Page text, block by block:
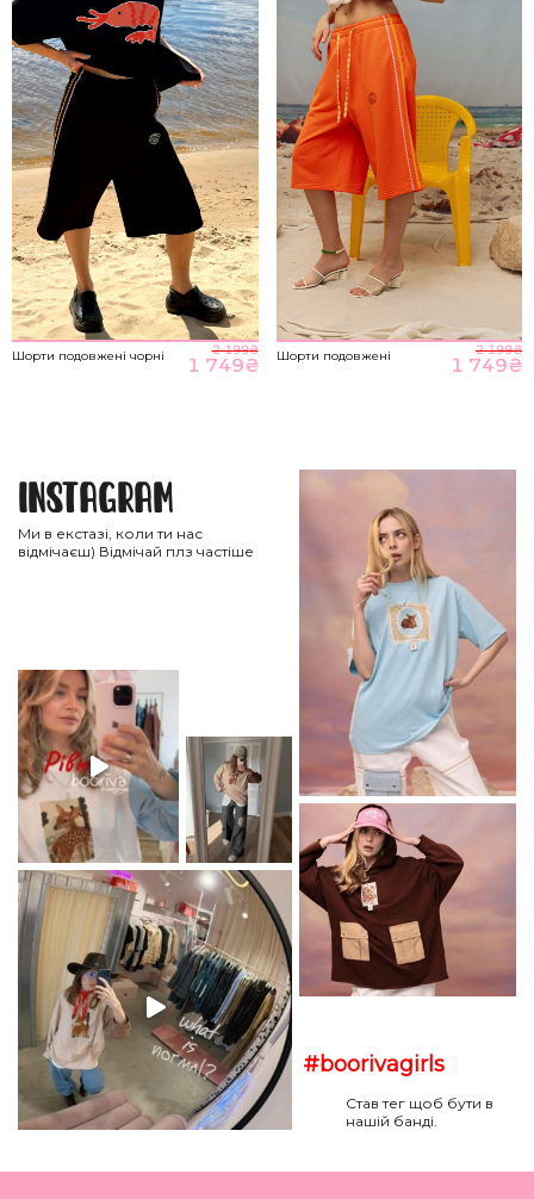
Шорти подовжені чорні 2 199₴
1 749₴ Шорти подовжені 2 199₴
1 749₴
Instagram
Ми в екстазі, коли ти нас
відмічаєш) Відмічай плз частіше
#boorivagirls
Став тег щоб бути в
нашій банді.